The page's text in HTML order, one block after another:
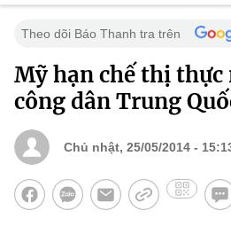
Theo dõi Báo Thanh tra trên
Mỹ hạn chế thị thực
công dân Trung
Chủ nhật, 25/05/2014 -